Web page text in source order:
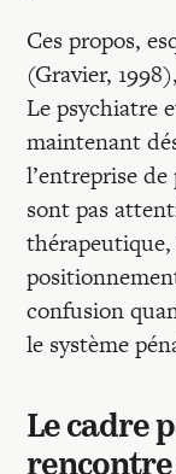
Ces propos,
(Gravier,
Le psychiatre
maintenant
l’entreprise
sont pas
confusion
le système
Le cadre